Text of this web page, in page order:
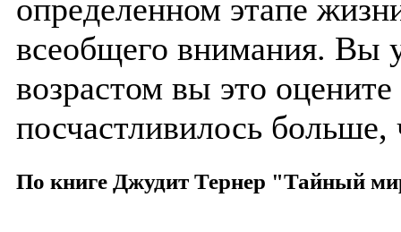
определенном этапе
всеобщего внимания. Вы
возрастом вы это
посчастливилось
По книге Джудит Тернер "Тайный